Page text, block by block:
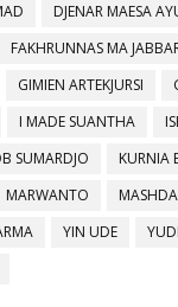
DJENAR MAESA
FAKHRUNNAS MA
GIMIEN ARTEKJURSI
I MADE SUANTHA
SUMARDJO
KURNIA
MARWANTO
YIN UDE